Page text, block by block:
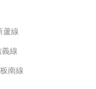
蘆線
義線
南線